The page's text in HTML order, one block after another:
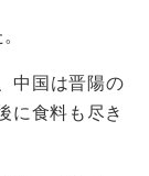
中国は晋陽の
に食料も尽き